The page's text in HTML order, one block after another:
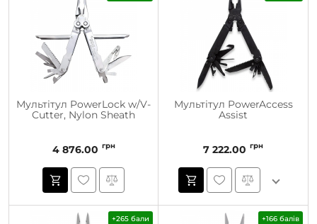
Мультітул PowerLock w/V-
Cutter, Nylon Sheath
4 876.00 грн
Мультітул PowerAccess
Assist
7 222.00 грн
+265 бали +166 балів